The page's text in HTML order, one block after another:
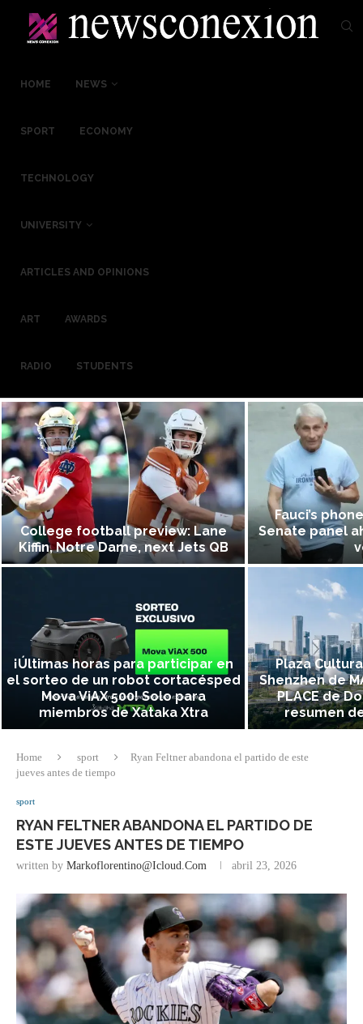
HOME NEWS
SPORT ECONOMY
TECHNOLOGY
UNIVERSITY
ARTICLES AND OPINIONS
ART AWARDS
RADIO STUDENTS
College football preview: Lane
Kiffin, Notre Dame, next Jets QB
¡Últimas horas para participar en
el sorteo de un robot cortacésped
Mova ViAX 500! Solo para
miembros de Xataka Xtra
Fauci’s
Senate panel
Plaza
Shenzhen de
PLACE de
resumen
Home sport
Ryan Feltner abandona el partido de este
jueves antes de tiempo
sport
RYAN FELTNER ABANDONA EL PARTIDO DE
ESTE JUEVES ANTES DE TIEMPO
written by Markoflorentino@icloud.com abril 23, 2026